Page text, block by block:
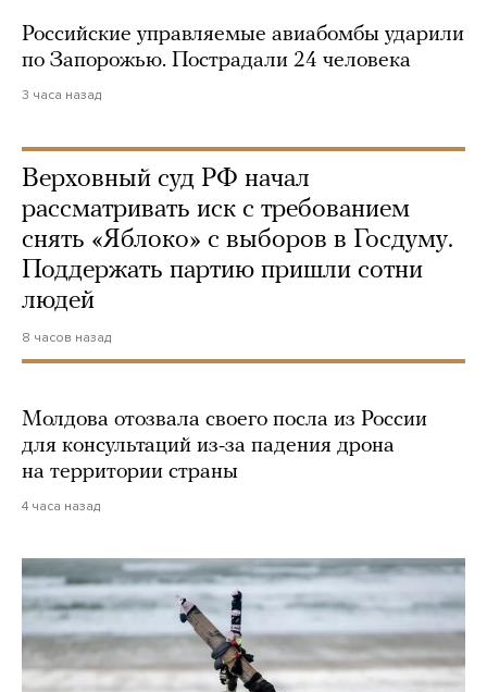
Российские управляемые авиабомбы ударили
по Запорожью. Пострадали 24 человека
3 часа назад
Верховный суд РФ начал
рассматривать иск с требованием
снять «Яблоко» с выборов в Госдуму.
Поддержать партию пришли сотни
людей
8 часов назад
Молдова отозвала своего посла из России
для консультаций из-за падения дрона
на территории страны
4 часа назад